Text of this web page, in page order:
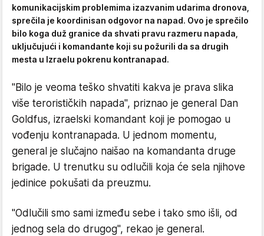
komunikacijskim problemima izazvanim udarima dronova,
sprečila je koordinisan odgovor na napad. Ovo je sprečilo
bilo koga duž granice da shvati pravu razmeru napada,
uključujući i komandante koji su požurili da sa drugih
mesta u Izraelu pokrenu kontranapad.
"Bilo je veoma teško shvatiti kakva je prava slika
više terorističkih napada", priznao je general Dan
Goldfus, izraelski komandant koji je pomogao u
vođenju kontranapada. U jednom momentu,
general je slučajno naišao na komandanta druge
brigade. U trenutku su odlučili koja će sela njihove
jedinice pokušati da preuzmu.
"Odlučili smo sami između sebe i tako smo išli, od
jednog sela do drugog", rekao je general.